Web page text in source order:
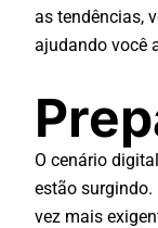
as tendências,
ajudando você
O cenário
estão surgindo.
vez mais